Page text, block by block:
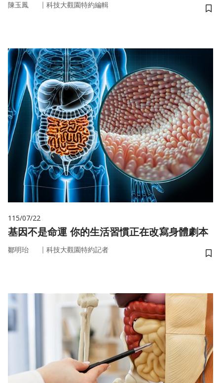
陳玉鳳 ｜ 科技大觀園特約編輯
儲
115/07/22
基因不是命運 你的生活習慣正在改寫身體劇本
鄒明珆 ｜ 科技大觀園特約記者
儲